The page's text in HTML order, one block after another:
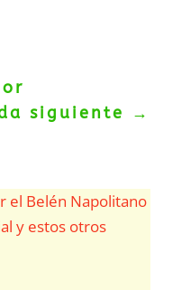
siguiente
→